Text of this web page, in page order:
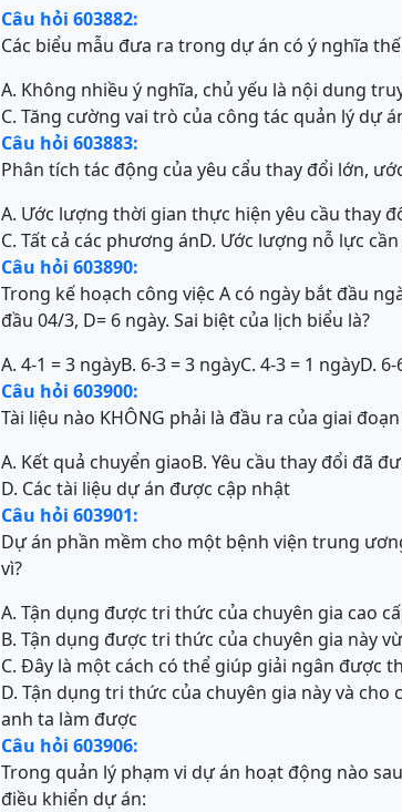
Câu hỏi 603882:
Các biểu mẫu đưa ra trong dự án có ý nghĩa
A. Không nhiều ý nghĩa, chủ yếu là nội dung
C. Tăng cường vai trò của công tác quản lý dự
Câu hỏi 603883:
Phân tích tác động của yêu cẩu thay đổi lớn,
A. Ước lượng thời gian thực hiện yêu cầu thay
C. Tất cả các phương ánD. Ước lượng nỗ lực
Câu hỏi 603890:
Trong kế hoạch công việc A có ngày bắt đầu
đầu 04/3, D= 6 ngày. Sai biệt của lịch biểu là?
A. 4-1 = 3 ngàyB. 6-3 = 3 ngàyC. 4-3 = 1 ngàyD.
Câu hỏi 603900:
Tài liệu nào KHÔNG phải là đầu ra của giai
A. Kết quả chuyển giaoB. Yêu cầu thay đổi đã
D. Các tài liệu dự án được cập nhật
Câu hỏi 603901:
Dự án phần mềm cho một bệnh viện trung
vì?
A. Tận dụng được tri thức của chuyên gia cao
B. Tận dụng được tri thức của chuyên gia này
C. Đây là một cách có thể giúp giải ngân được
D. Tận dụng tri thức của chuyên gia này và
anh ta làm được
Câu hỏi 603906:
Trong quản lý phạm vi dự án hoạt động nào
điều khiển dự án: